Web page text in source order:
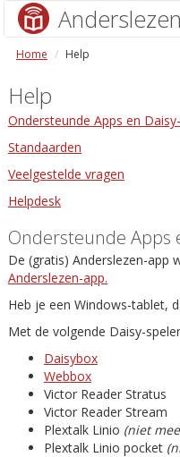
Anderslezen
Home Help
Help
Ondersteunde Apps en
Standaarden
Veelgestelde vragen
Helpdesk
Ondersteunde Apps
De (gratis) Anderslezen-app
Anderslezen-app.
Heb je een Windows-tablet,
Met de volgende Daisy-
Daisybox
Webbox
Victor Reader Stratus
Victor Reader Stream
Plextalk Linio (niet
Plextalk Linio pocket